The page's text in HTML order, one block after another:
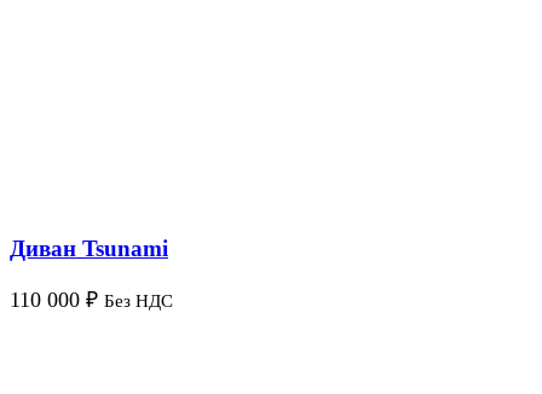
Диван Tsunami
110 000 ₽ Без НДС